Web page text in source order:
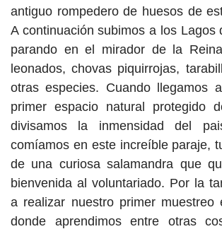
antiguo rompedero de huesos de
A continuación subimos a los Lagos
parando en el mirador de la
leonados, chovas piquirrojas,
otras especies. Cuando llegamos
primer espacio natural protegido
divisamos la inmensidad del
comíamos en este increíble paraje,
de una curiosa salamandra que
bienvenida al voluntariado. Por la
a realizar nuestro primer
donde aprendimos entre otras